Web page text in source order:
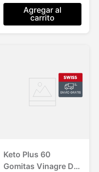
Agregar al
carrito
Keto Plus 60
Gomitas Vinagre De